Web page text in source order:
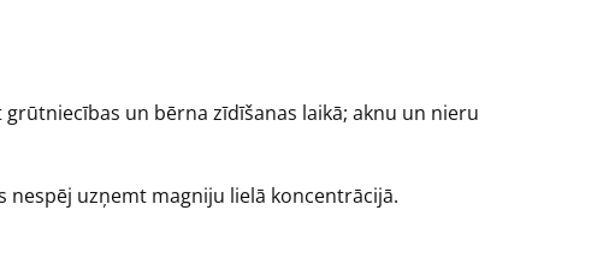
un bērna zīdīšanas laikā; aknu un nieru
uzņemt magniju lielā koncentrācijā.